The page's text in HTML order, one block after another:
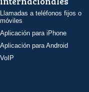
Llamadas a teléfonos fijos o
móviles
Aplicación para iPhone
Aplicación para Android
VoIP